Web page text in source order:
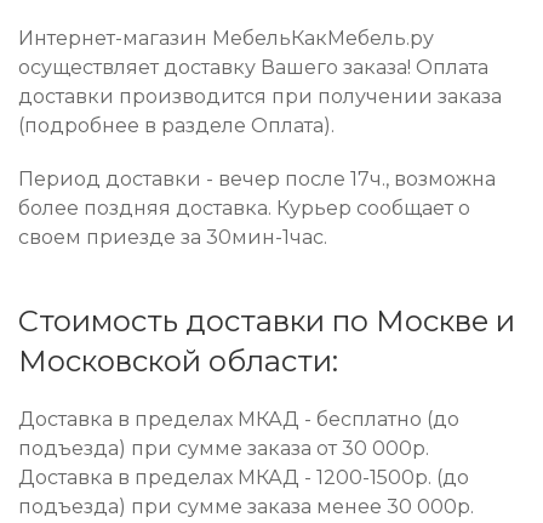
Интернет-магазин МебельКакМебель.ру
осуществляет доставку Вашего заказа! Оплата
доставки производится при получении заказа
(подробнее в разделе Оплата).
Период доставки - вечер после 17ч., возможна
более поздняя доставка. Курьер сообщает о
своем приезде за 30мин-1час.
Стоимость доставки по Москве и
Московской области:
Доставка в пределах МКАД - бесплатно (до
подъезда) при сумме заказа от 30 000р.
Доставка в пределах МКАД - 1200-1500р. (до
подъезда) при сумме заказа менее 30 000р.